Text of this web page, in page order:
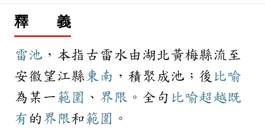
釋 義
雷池 ，本指古雷水由湖北黃梅縣流至
安徽望江縣 東南 ，積聚成池；後 比喻
為某一 範圍 、 界限 。全句 比喻超越既
有 的 界限和範圍 。